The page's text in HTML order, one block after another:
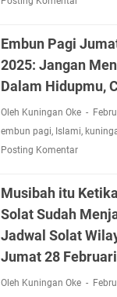
Embun Pagi
2025: Jangan
Dalam Hidupmu,
Oleh Kuningan Oke
embun pagi, Islami,
Posting Komentar
Musibah itu
Solat Sudah
Jadwal Solat
Jumat 28
Oleh Kuningan Oke